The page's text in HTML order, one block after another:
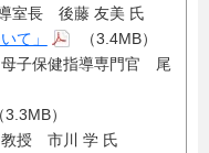
室長 後藤 友美 氏
て」
（3.4MB）
母子保健指導専門官 尾
3.3MB）
教授 市川 学 氏